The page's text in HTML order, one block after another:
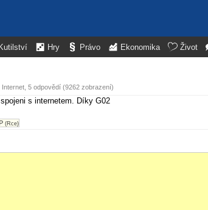
Kutilství Hry Právo Ekonomika Život
Internet , 5 odpovědí (9262 zobrazení)
s internetem. Díky G02
(Rce)